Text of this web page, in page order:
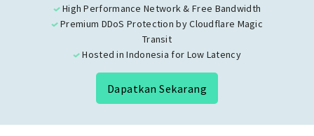
High Performance Network & Free Bandwidth
Premium DDoS Protection by Cloudflare Magic
Transit
Hosted in Indonesia for Low Latency
Dapatkan Sekarang